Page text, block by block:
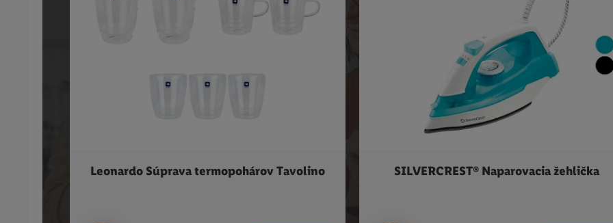
Leonardo Súprava termopohárov Tavolino SILVERCREST® Naparovacia žehlička